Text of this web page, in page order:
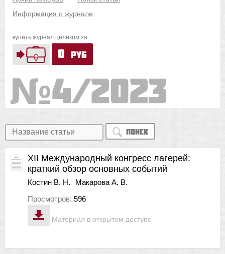
Информация о журнале
купить журнал целиком за
0 руб
4/2023
Поиск
Материал в открытом доступе
XII Международный конгресс лагерей:
краткий обзор основных событий
Костин В. Н.
Макарова А. В.
Просмотров: 596